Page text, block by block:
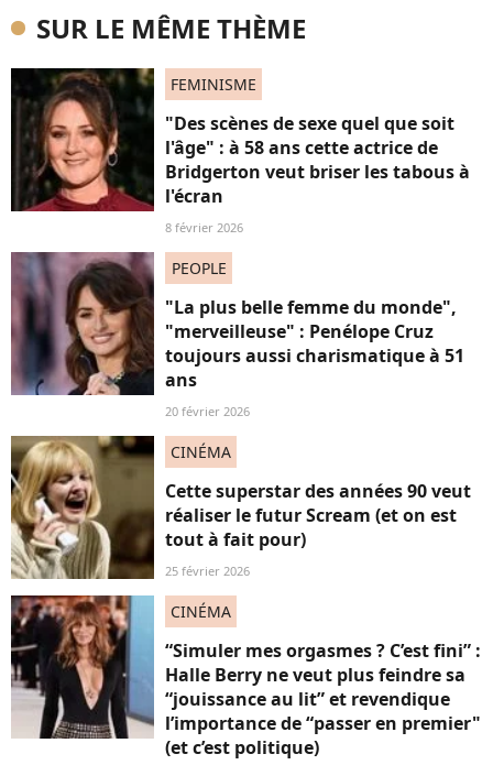
SUR LE MÊME THÈME
FEMINISME
"Des scènes de sexe quel que soit
l'âge" : à 58 ans cette actrice de
Bridgerton veut briser les tabous à
l'écran
8 février 2026
PEOPLE
"La plus belle femme du monde",
"merveilleuse" : Penélope Cruz
toujours aussi charismatique à 51
ans
20 février 2026
CINÉMA
Cette superstar des années 90 veut
réaliser le futur Scream (et on est
tout à fait pour)
25 février 2026
CINÉMA
“Simuler mes orgasmes ? C’est fini” :
Halle Berry ne veut plus feindre sa
“jouissance au lit” et revendique
l’importance de “passer en premier"
(et c’est politique)